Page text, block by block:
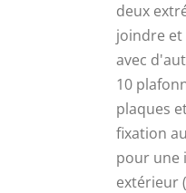
deux
joindre
avec
10
plaques
fixation
pour une
extérieur